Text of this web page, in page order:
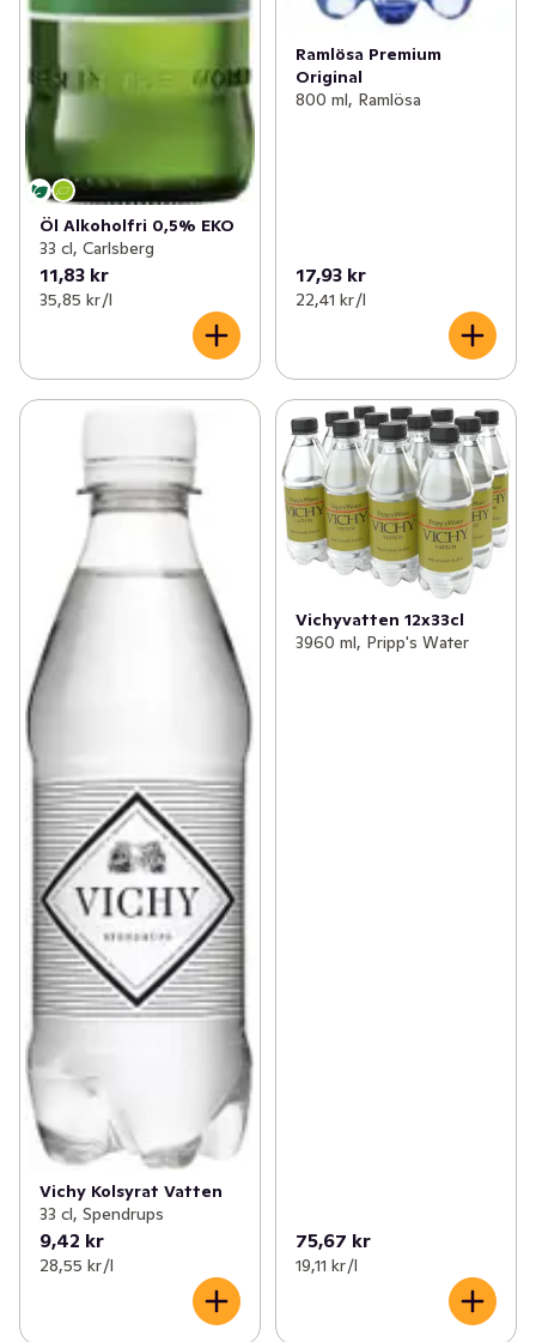
Öl Alkoholfri 0,5% EKO
33 cl, Carlsberg
11,83 kr
35,85 kr /l
Ramlösa Premium
Original
800 ml, Ramlösa
17,93 kr
22,41 kr /l
Vichy Kolsyrat Vatten
33 cl, Spendrups
9,42 kr
28,55 kr /l
Vichyvatten 12x33cl
3960 ml, Pripp's Water
75,67 kr
19,11 kr /l